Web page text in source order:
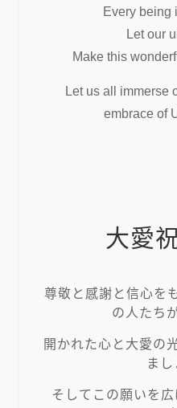
Every being
Let our
Make this
Let us all immerse
embrace of
大愛
尊敬と感謝と信心を
の人たち
開かれた心と大愛の
まし
そしてこの願いを